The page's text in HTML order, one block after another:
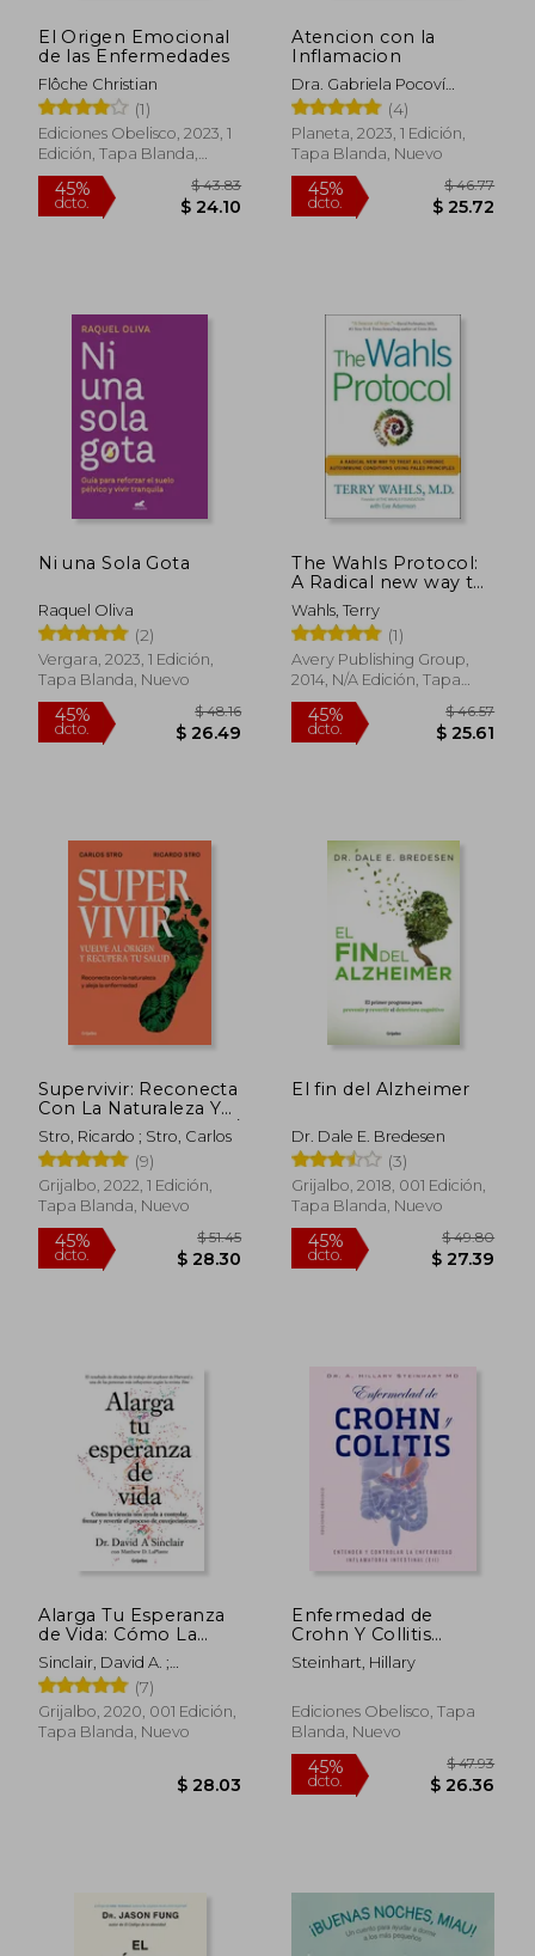
El Origen Emocional
de las Enfermedades
Flôche Christian
(1)
Ediciones Obelisco, 2023, 1
Edición, Tapa Blanda,
Nuevo
45%
dcto.
Atencion con la
Inflamacion
Dra. Gabriela Pocoví
Gerardino
(4)
Planeta, 2023, 1 Edición,
Tapa Blanda, Nuevo
45%
dcto.
Ni una Sola Gota
Raquel Oliva
(2)
Vergara, 2023, 1 Edición,
Tapa Blanda, Nuevo
45%
The Wahls Protocol:
A Radical new way to
Treat all Chronic
Autoimmune
Conditions Using
Paleo Principles (en
Inglés)
Wahls, Terry
(1)
Avery Publishing Group,
2014, N/A Edición, Tapa
Blanda, Nuevo
45%
Supervivir: Reconecta
Con La Naturaleza Y
Aleja La Enfermedad /
Survival. Go Bac K to
the Origin and
Recover Your Health
Stro, Ricardo ; Stro, Carlos
(9)
Grijalbo, 2022, 1 Edición,
Tapa Blanda, Nuevo
45%
dcto.
El fin del Alzheimer
Dr. Dale E. Bredesen
(3)
Grijalbo, 2018, 001 Edición,
Tapa Blanda, Nuevo
45%
dcto.
Alarga Tu Esperanza
de Vida: Cómo La
Ciencia Nos Ayuda a
Controlar, Frenar Y
Revertir El Proceso
de Envejecimiento /
Lifespan: Why We
Sinclair, David A. ;
Laplante, Matthew D.
(7)
Grijalbo, 2020, 001 Edición,
Tapa Blanda, Nuevo
Enfermedad de
Crohn Y Collitis
(Enfermedad
Inflamatoria
Steinhart, Hillary
Ediciones Obelisco, Tapa
Blanda, Nuevo